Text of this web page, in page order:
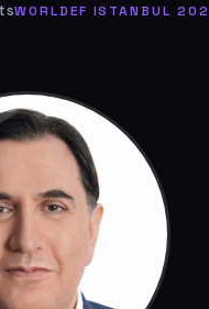
WORLDEF ISTANBUL